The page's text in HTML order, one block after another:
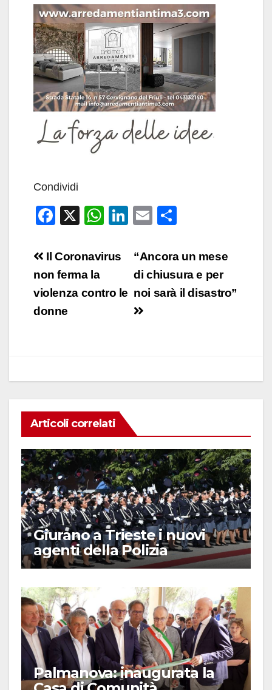
Condividi
F
c
e
b
o
X
W
at
A
Li
k
e
dI
n
E
ail n
di
vi
Navigazione
articoli
“Ancora un mese
di chiusura e per
noi sarà il disastro”
Il Coronavirus
non ferma la
violenza contro le
donne
Articoli correlati
Giurano a Trieste i nuovi
agenti della Polizia
Palmanova: inaugurata la